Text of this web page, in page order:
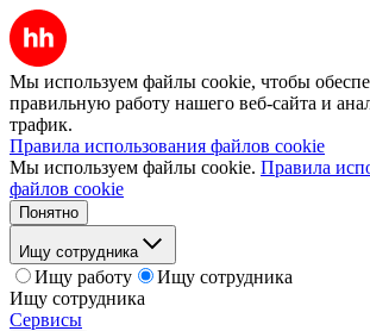
Мы используем файлы cookie, чтобы
правильную работу нашего веб-сайта и
трафик.
Правила использования файлов cookie
Мы используем файлы cookie. Правила
файлов cookie
Понятно
Ищу сотрудника
Ищу работу
Ищу сотрудника
Ищу сотрудника
Сервисы